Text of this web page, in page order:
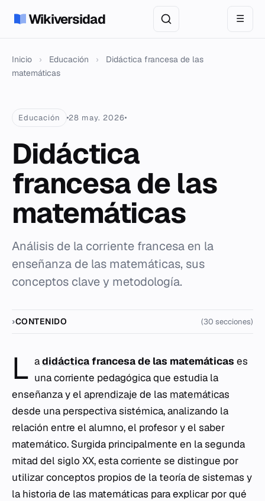
Wikiversidad ☰
Inicio › Educación ›
Didáctica francesa de las
matemáticas
Educación 28 may. 2026
Didáctica
francesa de las
matemáticas
Análisis de la corriente francesa en la
enseñanza de las matemáticas, sus
conceptos clave y metodología.
CONTENIDO (30 secciones)
L adidácticafrancesa de las matemáticas es
una corriente pedagógica que estudia la
enseñanza y elaprendizaje de las matemáticas
desde una perspectiva sistémica, analizando la
relación entre el alumno, el profesor y el saber
matemático. Surgida principalmente en la segunda
mitad del siglo XX, esta corriente se distingue por
utilizar conceptos propios de la teoría de sistemas y
la historia de las matemáticas para explicar por qué